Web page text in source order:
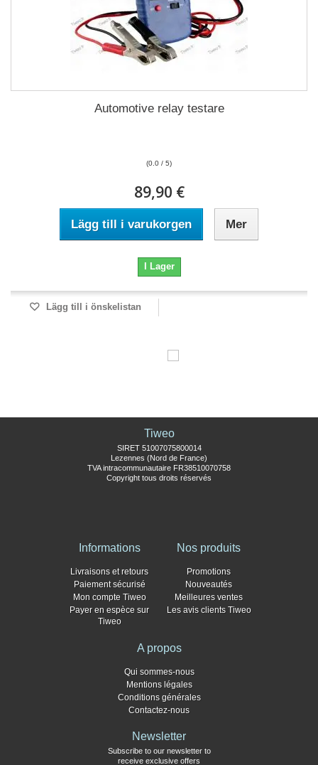
Automotive relay testare
(0.0 / 5)
89,90 €
Lägg till i varukorgen Mer
I Lager
Lägg till i önskelistan
Tiweo
SIRET 51007075800014
Lezennes (Nord de France)
TVA intracommunautaire FR38510070758
Copyright tous droits réservés
Informations
Livraisons et retours
Paiement sécurisé
Mon compte Tiweo
Payer en espèce sur
Tiweo
Nos produits
Promotions
Nouveautés
Meilleures ventes
Les avis clients Tiweo
A propos
Qui sommes-nous
Mentions légales
Conditions générales
Contactez-nous
Newsletter
Subscribe to our newsletter to
receive exclusive offers